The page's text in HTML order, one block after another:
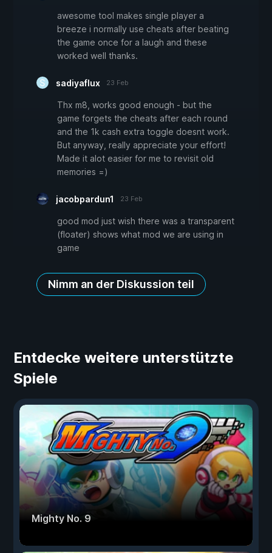
awesome tool makes single player a
breeze i normally use cheats after beating
the game once for a laugh and these
worked well thanks.
sadiyaflux 23 Feb
Thx m8, works good enough - but the
game forgets the cheats after each round
and the 1k cash extra toggle doesnt work.
But anyway, really appreciate your effort!
Made it alot easier for me to revisit old
memories =)
jacobpardun1 23 Feb
good mod just wish there was a transparent
(floater) shows what mod we are using in
game
Nimm an der Diskussion teil
Entdecke weitere unterstützte
Spiele
Mighty No. 9